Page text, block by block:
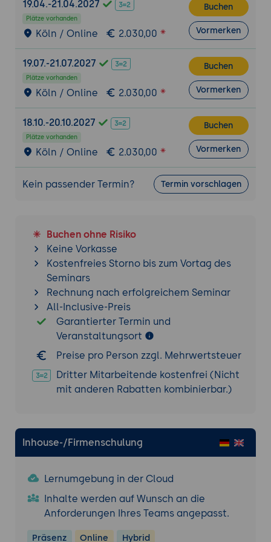
für das Training von KI-Modellen
aufbereitet werden. Einführung in
Techniken zur Datenbereinigung,
Normalisierung und Anmerkung von Daten.
Erstellen von Datensätzen für das Training:
Welche Art von Daten benötigt werden,
um KI-Modelle zu trainieren, z.B. Bilddaten
für visuelle Inspektionen oder Sensordaten
für Prozessüberwachung.
Feature Engineering:
Wie wichtige
Merkmale (Features) aus den Daten
extrahiert werden, um die
Modellgenauigkeit zu verbessern. Beispiel
Textur.
Überwachte und unbeaufsichtigte
Lernmethoden:Anwendung von
überwachten und unbeaufsichtigten
Lernmethoden in der Qualitätssicherung.
Wann welche Methode am besten
geeignet ist.
Praxisübung 1: Datenaufbereitung und KI-
Training
Ziel der Übung:Die Teilnehmer bereiten
einen Datensatz aus der Produktion vor
arbeiten mit einem Beispiel-Datensatz,
Engineering durch und trainieren ein
Modell zur Klassifizierung von fehlerhaften
Produkten.
scikit-learn.
19.04.-21.04.2027
Plätze vorhanden
Köln / Online 2.030,00
Buchen
Vormerken
19.07.-21.07.2027
Plätze vorhanden
Köln / Online 2.030,00
Buchen
Vormerken
18.10.-20.10.2027
Plätze vorhanden
Köln / Online 2.030,00
Buchen
Vormerken
Kein passender Termin? Termin vorschlagen
Buchen ohne Risiko
Keine Vorkasse
Kostenfreies Storno bis zum Vortag des
Seminars
Rechnung nach erfolgreichem Seminar
All-Inclusive-Preis
Garantierter Termin und
Veranstaltungsort
Preise pro Person zzgl. Mehrwertsteuer
Dritter Mitarbeitende kostenfrei (Nicht
mit anderen Rabatten kombinierbar.)
Inhouse-/Firmenschulung
Lernumgebung in der Cloud
Inhalte werden auf Wunsch an die
Anforderungen Ihres Teams angepasst.
Präsenz Online Hybrid